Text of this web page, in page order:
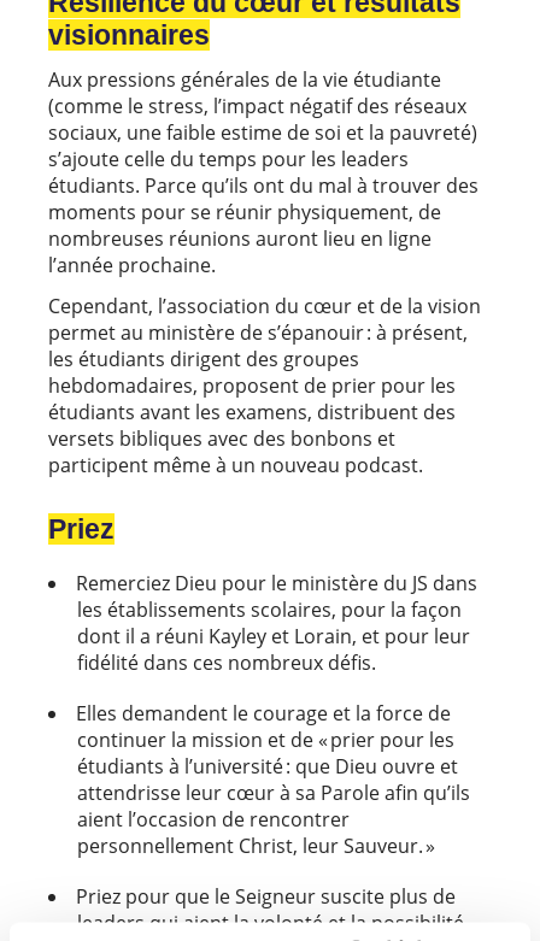
visionnaires
Aux pressions générales de la vie étudiante
(comme le stress, l’impact négatif des réseaux
sociaux, une faible estime de soi et la pauvreté)
s’ajoute celle du temps pour les leaders
étudiants. Parce qu’ils ont du mal à trouver des
moments pour se réunir physiquement, de
nombreuses réunions auront lieu en ligne
l’année prochaine.
Cependant, l’association du cœur et de la vision
permet au ministère de s’épanouir : à présent,
les étudiants dirigent des groupes
hebdomadaires, proposent de prier pour les
étudiants avant les examens, distribuent des
versets bibliques avec des bonbons et
participent même à un nouveau podcast.
Priez
Remerciez Dieu pour le ministère du JS dans
les établissements scolaires, pour la façon
dont il a réuni Kayley et Lorain, et pour leur
fidélité dans ces nombreux défis.
Elles demandent le courage et la force de
continuer la mission et de « prier pour les
étudiants à l’université : que Dieu ouvre et
attendrisse leur cœur à sa Parole afin qu’ils
aient l’occasion de rencontrer
personnellement Christ, leur Sauveur. »
Priez pour que le Seigneur suscite plus de
leaders qui aient la volonté et la possibilité